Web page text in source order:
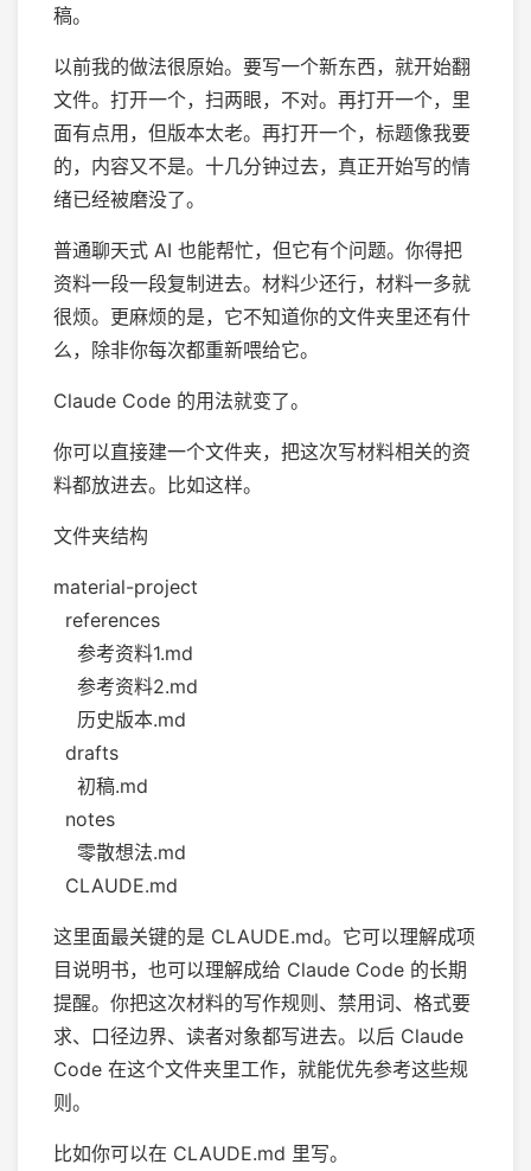
稿。
以前我的做法很原始。要写一个新东西，就开始翻
文件。打开一个，扫两眼，不对。再打开一个，里
面有点用，但版本太老。再打开一个，标题像我要
的，内容又不是。十几分钟过去，真正开始写的情
绪已经被磨没了。
普通聊天式 AI 也能帮忙，但它有个问题。你得把
资料一段一段复制进去。材料少还行，材料一多就
很烦。更麻烦的是，它不知道你的文件夹里还有什
么，除非你每次都重新喂给它。
Claude Code 的用法就变了。
你可以直接建一个文件夹，把这次写材料相关的资
料都放进去。比如这样。
文件夹结构
material-project
references
参考资料1.md
参考资料2.md
历史版本.md
drafts
初稿.md
notes
零散想法.md
CLAUDE.md
这里面最关键的是 CLAUDE.md。它可以理解成项
目说明书，也可以理解成给 Claude Code 的长期
提醒。你把这次材料的写作规则、禁用词、格式要
求、口径边界、读者对象都写进去。以后 Claude
Code 在这个文件夹里工作，就能优先参考这些规
则。
比如你可以在 CLAUDE.md 里写。